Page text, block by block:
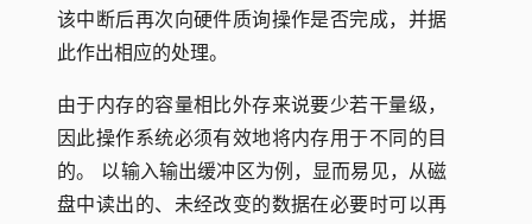
该中断后再次向硬件质询操作是否完成，并据
此作出相应的处理。
由于内存的容量相比外存来说要少若干量级，
因此操作系统必须有效地将内存用于不同的目
的。 以输入输出缓冲区为例，显而易见，从磁
盘中读出的、未经改变的数据在必要时可以再